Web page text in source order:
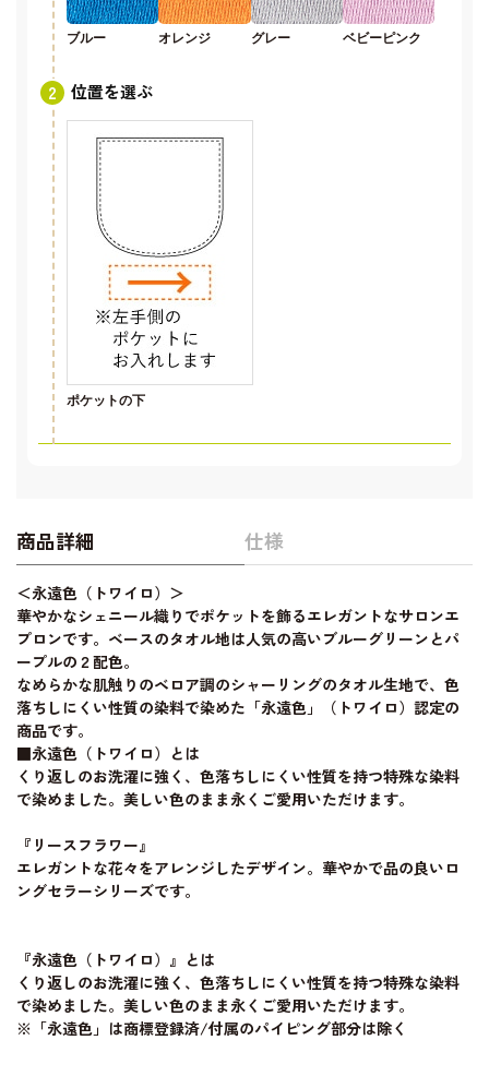
ブルー オレンジ グレー ベビーピンク
位置を選ぶ
ポケットの下
商品詳細 仕様
＜永遠色（トワイロ）＞
華やかなシェニール織りでポケットを飾るエレガントなサロンエ
プロンです。ベースのタオル地は人気の高いブルーグリーンとパ
ープルの２配色。
なめらかな肌触りのベロア調のシャーリングのタオル生地で、色
落ちしにくい性質の染料で染めた「永遠色」（トワイロ）認定の
商品です。
■永遠色（トワイロ）とは
くり返しのお洗濯に強く、色落ちしにくい性質を持つ特殊な染料
で染めました。美しい色のまま永くご愛用いただけます。
『リースフラワー』
エレガントな花々をアレンジしたデザイン。華やかで品の良いロ
ングセラーシリーズです。
『永遠色（トワイロ）』とは
くり返しのお洗濯に強く、色落ちしにくい性質を持つ特殊な染料
で染めました。美しい色のまま永くご愛用いただけます。
※「永遠色」は商標登録済/付属のパイピング部分は除く